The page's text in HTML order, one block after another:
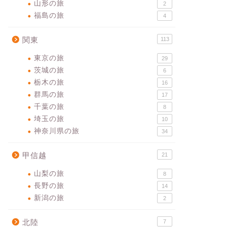
山形の旅 2
福島の旅 4
関東 113
東京の旅 29
茨城の旅 6
栃木の旅 16
群馬の旅 17
千葉の旅 8
埼玉の旅 10
神奈川県の旅 34
甲信越 21
山梨の旅 8
長野の旅 14
新潟の旅 2
北陸 7